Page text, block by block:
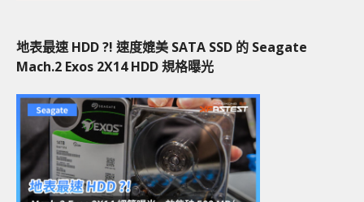
地表最速 HDD ?! 速度媲美 SATA SSD 的 Seagate
Mach.2 Exos 2X14 HDD 規格曝光